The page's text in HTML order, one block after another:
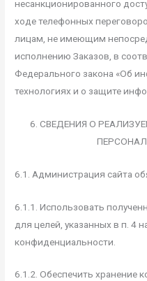
несанкционированного
ходе телефонных
лицам, не имеющим
исполнению Заказов, в
Федерального закона «Об
технологиях и о защите
6. СВЕДЕНИЯ О
6.1. Администрация сайта
6.1.1. Использовать
для целей, указанных в п. 4
конфиденциальности.
6.1.2. Обеспечить хранение